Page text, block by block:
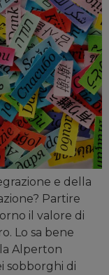
e della
Partire
il valore di
Lo sa bene
Alperton
sobborghi di